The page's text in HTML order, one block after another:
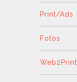
Print/Ads
Fotos
Web2Print